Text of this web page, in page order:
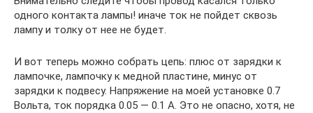
одного контакта лампы! иначе ток не пойдет сквозь
лампу и толку от нее не будет.
И вот теперь можно собрать цепь: плюс от зарядки к
лампочке, лампочку к медной пластине, минус от
зарядки к подвесу. Напряжение на моей установке 0.7
Вольта, ток порядка 0.05 — 0.1 А. Это не опасно, хотя, не